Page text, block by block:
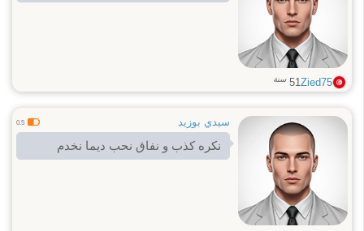
Zied75
51 سنة
سيدي بوزيد 0.5
نكره كذب و نفاق نحب ديما نخدم